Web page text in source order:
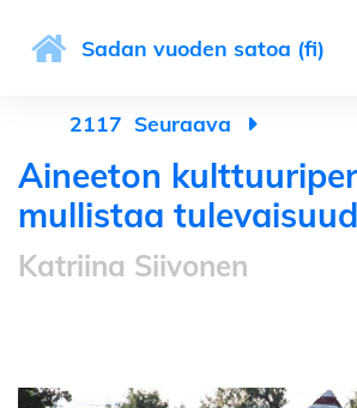
Sadan vuoden satoa (fi)
2117 Seuraava
Aineeton
mullistaa
Katriina Siivonen